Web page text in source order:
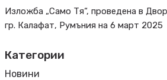
Изложба „Само Тя“, проведена в
гр. Калафат, Румъния на 6 март 2025
Категории
Новини